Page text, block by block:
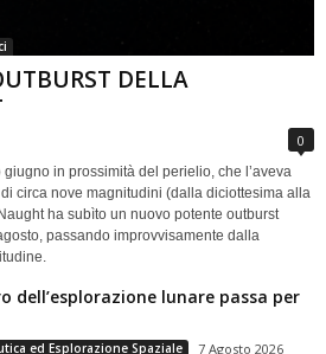
DELLA
0
giugno in prossimità del perielio, che l’aveva
circa nove magnitudini (dalla diciottesima alla
ha subìto un nuovo potente outburst
passando improvvisamente dalla
dell’esplorazione lunare passa per
ed Esplorazione Spaziale 7 Agosto 2026